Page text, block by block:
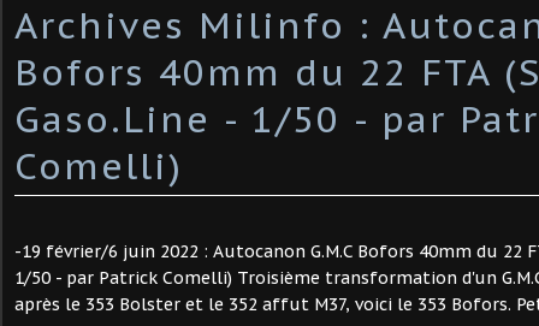
Archives Milinfo :
Bofors 40mm du 22 FTA
Gaso.Line - 1/50 - par
Comelli) ​
-19 février/6 juin 2022 : Autocanon G.M.C Bofors 40mm du 22
1/50 - par Patrick Comelli) Troisième transformation d'un
après le 353 Bolster et le 352 affut M37, voici le 353 Bofors.